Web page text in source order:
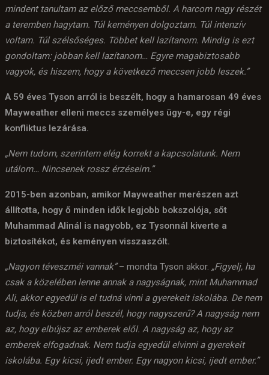
mindent tanultam az előző meccsemből. A harcom nagy részét
a teremben hagytam. Túl keményen dolgoztam. Túl intenzív
voltam. Túl szélsőséges. Többet kell lazítanom. Mindig is ezt
gondoltam: jobban kell lazítanom… Egyre magabiztosabb
vagyok, és hiszem, hogy a következő meccsen jobb leszek.”
A 59 éves Tyson arról is beszélt, hogy a hamarosan 49 éves
Mayweather elleni meccs személyes ügy-e, egy régi
konfliktus lezárása.
„Nem tudom, szerintem elég korrekt a kapcsolatunk. Nem
utálom… Nincsenek rossz érzéseim.”
2015-ben azonban, amikor Mayweather merészen azt
állította, hogy ő minden idők legjobb bokszolója, sőt
Muhammad Alinál is nagyobb, ez Tysonnál kiverte a
biztosítékot, és keményen visszaszólt.
„Nagyon téveszméi vannak”– mondta Tyson akkor. „Figyelj, ha
csak a közelében lenne annak a nagyságnak, mint Muhammad
Ali, akkor egyedül is el tudná vinni a gyerekeit iskolába. De nem
tudja, és közben arról beszél, hogy nagyszerű? A nagyság nem
az, hogy elbújsz az emberek elől. A nagyság az, hogy az
emberek elfogadnak. Nem tudja egyedül elvinni a gyerekeit
iskolába. Egy kicsi, ijedt ember. Egy nagyon kicsi, ijedt ember.”